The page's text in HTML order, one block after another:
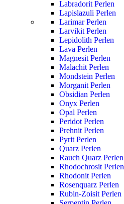
Labradorit Perlen
Lapislazuli Perlen
Larimar Perlen
Larvikit Perlen
Lepidolith Perlen
Lava Perlen
Magnesit Perlen
Malachit Perlen
Mondstein Perlen
Morganit Perlen
Obsidian Perlen
Onyx Perlen
Opal Perlen
Peridot Perlen
Prehnit Perlen
Pyrit Perlen
Quarz Perlen
Rauch Quarz Perlen
Rhodochrosit Perlen
Rhodonit Perlen
Rosenquarz Perlen
Rubin-Zoisit Perlen